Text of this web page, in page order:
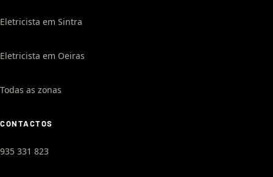
Eletricista em Sintra
Eletricista em Oeiras
Todas as zonas
CONTACTOS
935 331 823